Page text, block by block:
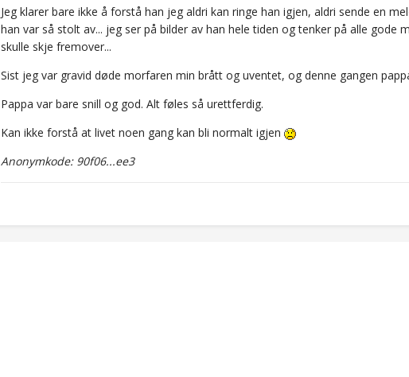
Jeg klarer bare ikke å forstå han jeg aldri kan ringe han igjen, aldri sende en
han var så stolt av... jeg ser på bilder av han hele tiden og tenker på alle gode
skulle skje fremover...
Sist jeg var gravid døde morfaren min brått og uventet, og denne gangen
Pappa var bare snill og god. Alt føles så urettferdig.
Kan ikke forstå at livet noen gang kan bli normalt igjen
Anonymkode: 90f06...ee3